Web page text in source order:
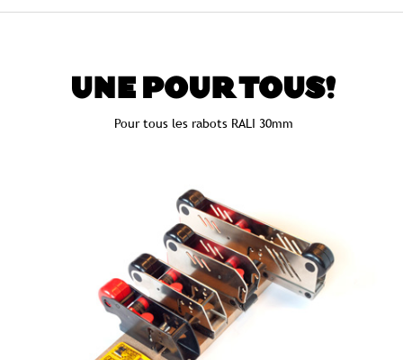
UNE POUR TOUS!
Pour tous les rabots RALI 30mm